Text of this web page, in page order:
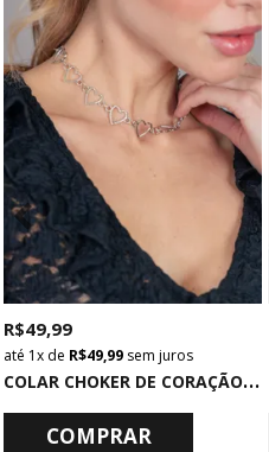
C
OLAR CHOKER DE CORAÇÃO PRATA
R$ 49,99
1x de R$ 49,99 sem juros
COMPRAR